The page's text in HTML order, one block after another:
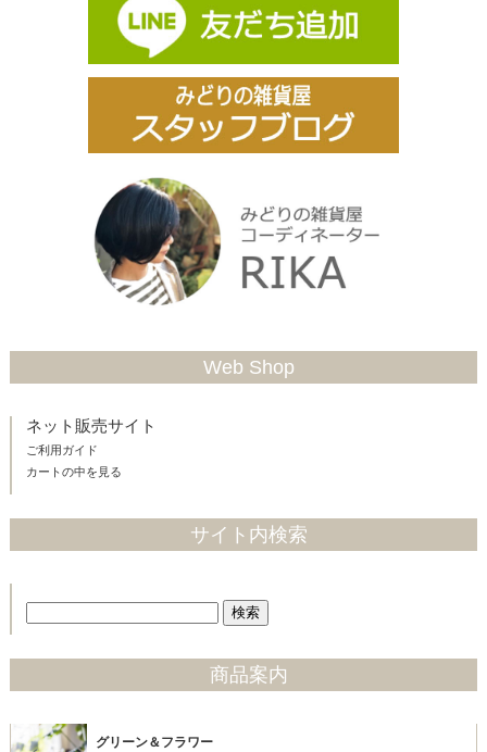
Web Shop
ネット販売サイト
ご利用ガイド
カートの中を見る
サイト内検索
商品案内
グリーン＆フラワー